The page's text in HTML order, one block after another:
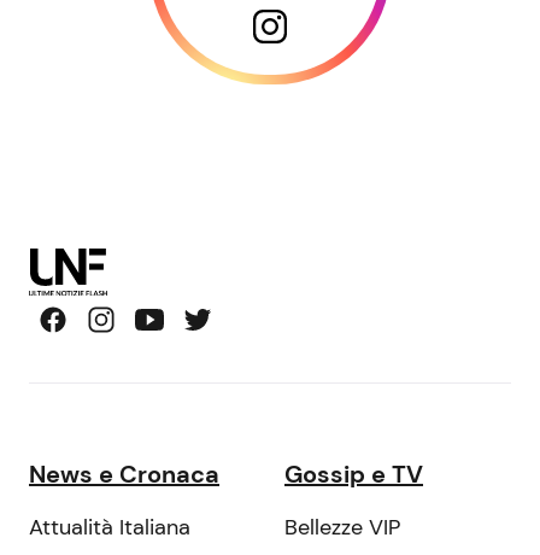
News e Cronaca
Attualità Italiana
Gossip e TV
Bellezze VIP